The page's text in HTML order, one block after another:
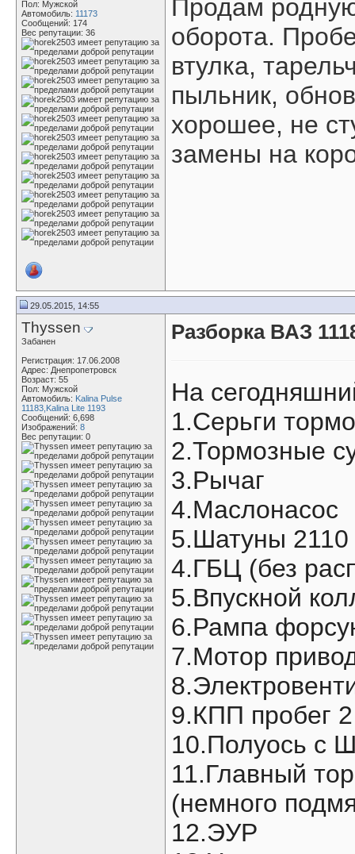
Пол: Мужской
Автомобиль: 11173
Сообщений: 174
Вес репутации: 36
Продам
оборота.
втулка,
пыльник,
хорошее, не
замены на
29.05.2015, 14:55
Thyssen
Забанен
Регистрация: 17.06.2008
Адрес: Днепропетровск
Возраст: 55
Пол: Мужской
Автомобиль: Kalina Pulse
11183,Kalina Lite 1193
Сообщений: 6,698
Изображений: 8
Вес репутации: 0
Разборка ВАЗ
На
1.Серьги
2.Тормозные
3.Рычаг
4.Маслонасос
5.Шатуны 2110
4.ГБЦ (без
5.Впускной
6.Рампа
7.Мотор
9.КПП пробег
10.Полуось с
11.Главный
(немного
12.ЭУР